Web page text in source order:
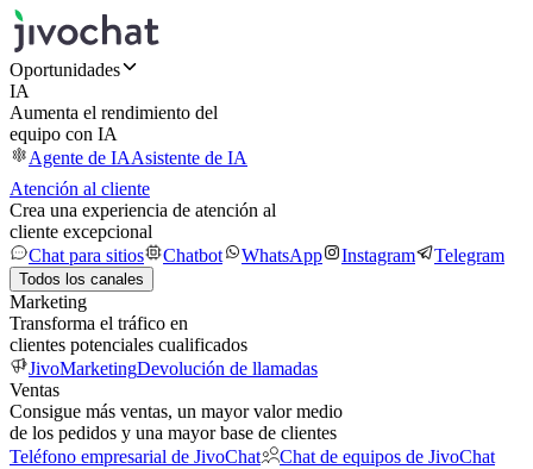
Oportunidades
IA
Aumenta el rendimiento del
equipo con IA
Agente de IAAsistente de IA
Atención al cliente
Crea una experiencia de atención al
cliente excepcional
Chat para sitios
Chatbot WhatsApp Instagram Telegram
Todos los canales
Marketing
Transforma el tráfico en
clientes potenciales cualificados
JivoMarketingDevolución de llamadas
Ventas
Consigue más ventas, un mayor valor medio
de los pedidos y una mayor base de clientes
Teléfono empresarial de JivoChat
Chat de equipos de JivoChat